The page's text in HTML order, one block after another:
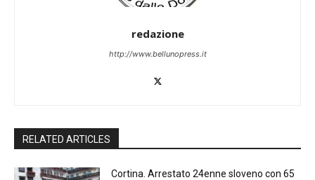
redazione
http://www.bellunopress.it
RELATED ARTICLES
Cortina. Arrestato 24enne sloveno con 65